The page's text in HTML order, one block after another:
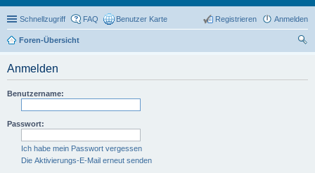
Schnellzugriff FAQ Benutzer Karte Anmelden
Registrieren
Foren-Übersicht
Anmelden
Benutzername:
Passwort:
Ich habe mein Passwort vergessen
Die Aktivierungs-E-Mail erneut senden